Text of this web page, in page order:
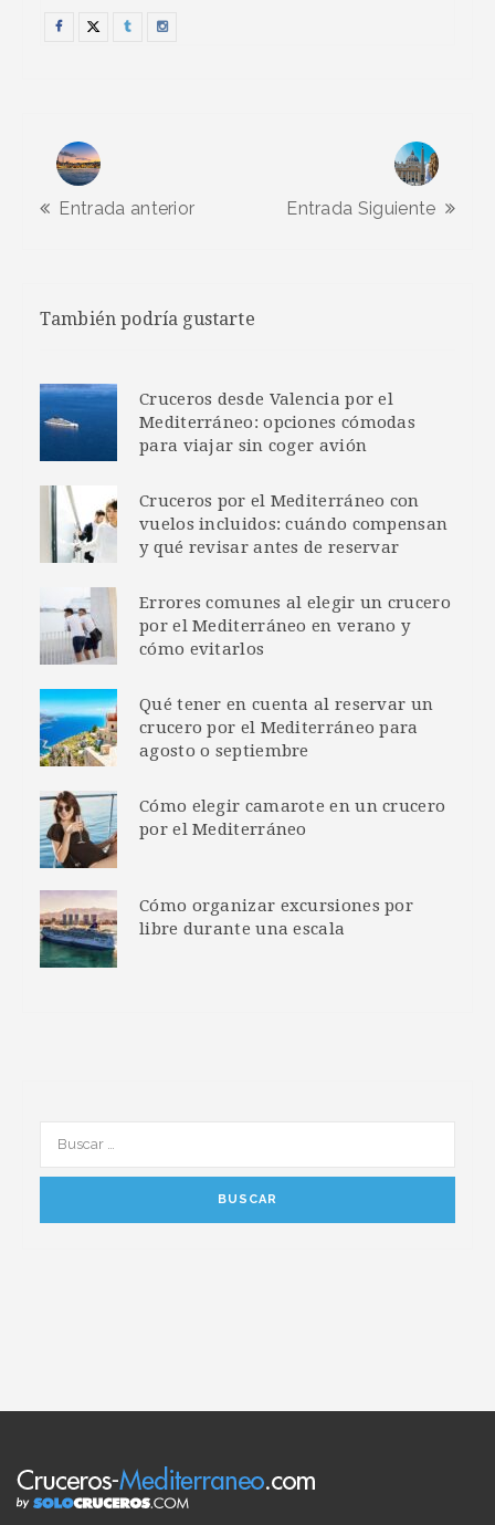
Entrada anterior Entrada Siguiente
También podría gustarte
Cruceros desde Valencia por el
Mediterráneo: opciones cómodas
para viajar sin coger avión
Cruceros por el Mediterráneo con
vuelos incluidos: cuándo compensan
y qué revisar antes de reservar
Errores comunes al elegir un crucero
por el Mediterráneo en verano y
cómo evitarlos
Qué tener en cuenta al reservar un
crucero por el Mediterráneo para
agosto o septiembre
Cómo elegir camarote en un crucero
por el Mediterráneo
Cómo organizar excursiones por
libre durante una escala